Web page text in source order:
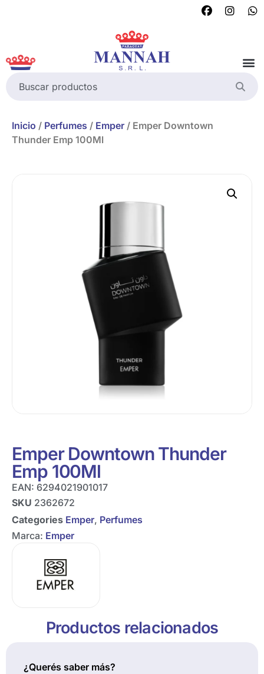
Inicio / Perfumes / Emper / Emper Downtown
Thunder Emp 100Ml
Emper Downtown Thunder
Emp 100Ml
EAN: 6294021901017
SKU 2362672
Categories Emper, Perfumes
Marca: Emper
Productos relacionados
¿Querés saber más?